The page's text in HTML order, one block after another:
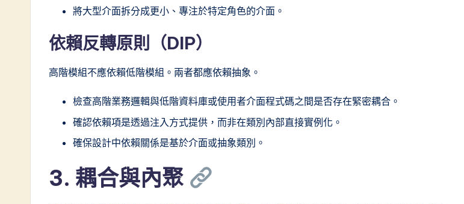
將大型介面拆分成更小、專注於特定角色的介面。
依賴反轉原則（DIP）
高階模組不應依賴低階模組。兩者都應依賴抽象。
檢查高階業務邏輯與低階資料庫或使用者介面程式碼之間是否存在緊密耦合。
確認依賴項是透過注入方式提供，而非在類別內部直接實例化。
確保設計中依賴關係是基於介面或抽象類別。
3. 耦合與內聚